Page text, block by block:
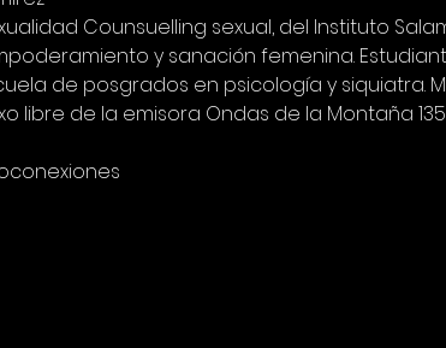
Counsuelling sexual, del Instituto
y sanación femenina.
de posgrados en psicología y siquiatra.
libre de la emisora Ondas de la Montaña